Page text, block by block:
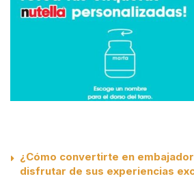
¿Cómo convertirte en
disfrutar de sus experiencias